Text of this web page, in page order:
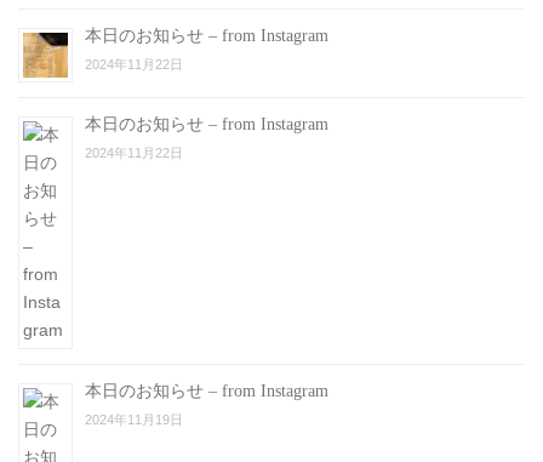
本日のお知らせ – from Instagram
2024年11月22日
本日のお知らせ – from Instagram
2024年11月22日
本日のお知らせ – from Instagram
2024年11月19日